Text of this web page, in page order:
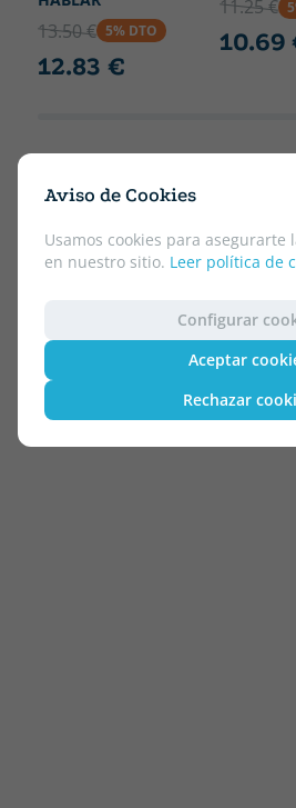
Aviso de Cookies
Usamos cookies para asegurarte
en nuestro sitio. Leer política de
Configurar
Aceptar
Rechazar
13.50 € 5% DTO
12.83 €
11.25 €
10.69